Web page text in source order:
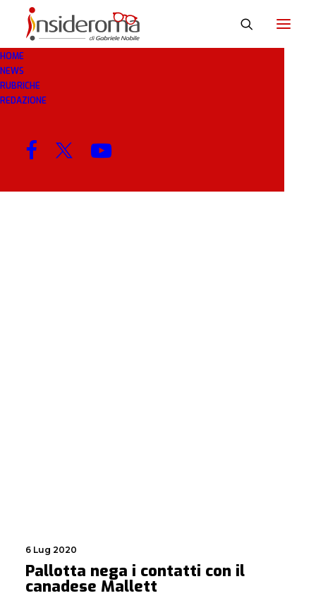
HOME
NEWS
RUBRICHE
REDAZIONE
NEGA
MENU
6 Lug 2020
Pallotta nega i contatti con il
canadese Mallett